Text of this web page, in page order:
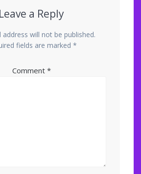
Leave a Reply
address will not be published.
fields are marked *
Comment *